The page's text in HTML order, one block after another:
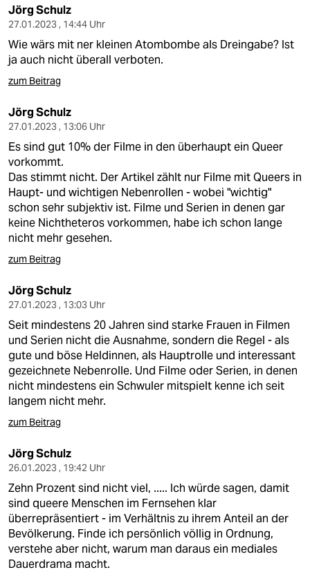
Jörg Schulz
27.01.2023 , 14:44 Uhr
Wie wärs mit ner kleinen Atombombe als Dreingabe? Ist
ja auch nicht überall verboten.
zum Beitrag
Jörg Schulz
27.01.2023 , 13:06 Uhr
Es sind gut 10% der Filme in den überhaupt ein Queer
vorkommt.
Das stimmt nicht. Der Artikel zählt nur Filme mit Queers in
Haupt- und wichtigen Nebenrollen - wobei "wichtig"
schon sehr subjektiv ist. Filme und Serien in denen gar
keine Nichtheteros vorkommen, habe ich schon lange
nicht mehr gesehen.
zum Beitrag
Jörg Schulz
27.01.2023 , 13:03 Uhr
Seit mindestens 20 Jahren sind starke Frauen in Filmen
und Serien nicht die Ausnahme, sondern die Regel - als
gute und böse Heldinnen, als Hauptrolle und interessant
gezeichnete Nebenrolle. Und Filme oder Serien, in denen
nicht mindestens ein Schwuler mitspielt kenne ich seit
langem nicht mehr.
zum Beitrag
Jörg Schulz
26.01.2023 , 19:42 Uhr
Zehn Prozent sind nicht viel, ..... Ich würde sagen, damit
sind queere Menschen im Fernsehen klar
überrepräsentiert - im Verhältnis zu ihrem Anteil an der
Bevölkerung. Finde ich persönlich völlig in Ordnung,
verstehe aber nicht, warum man daraus ein mediales
Dauerdrama macht.